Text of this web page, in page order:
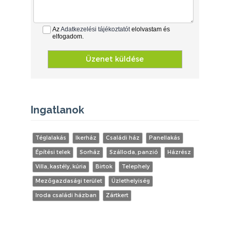
AzAdatkezelési tájékoztatótelolvastam és
elfogadom.
Üzenet küldése
Ingatlanok
Téglalakás Ikerház Családi ház
Panellakás
Építési telek
Sorház Szálloda, panzió
Házrész
Villa, kastély, kúria
Birtok
Telephely
Mezőgazdasági terület
Üzlethelyiség
Iroda családi házban
Zártkert